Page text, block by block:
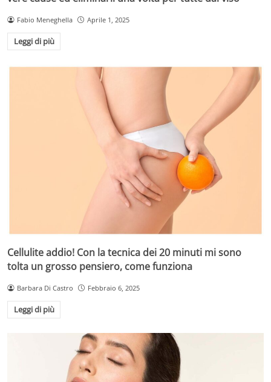
Fabio Meneghella Aprile 1, 2025
Leggi di più
Cellulite addio! Con la tecnica dei 20 minuti mi sono
tolta un grosso pensiero, come funziona
Barbara Di Castro Febbraio 6, 2025
Leggi di più